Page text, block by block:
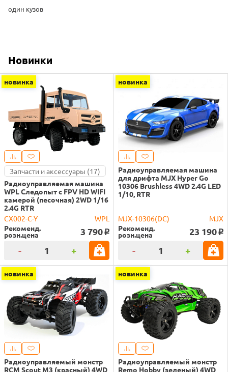
один кузов
Новинки
новинка
Запчасти и аксессуары (17)
Радиоуправляемая машина
WPL Следопыт с FPV HD WIFI
камерой (песочная) 2WD 1/16
2.4G RTR
CX002-C-Y
WPL
Рекоменд.
розн.цена 3 790 o
- +
новинка
Радиоуправляемая машина
для дрифта MJX Hyper Go
10306 Brushless 4WD 2.4G LED
1/10, RTR
MJX-10306(DC)
MJX
Рекоменд.
розн.цена 23 190 o
- +
новинка
Радиоуправляемый монстр
RCM Scout M3 (красный) 4WD
новинка
Радиоуправляемый монстр
Remo Hobby (зеленый) 4WD